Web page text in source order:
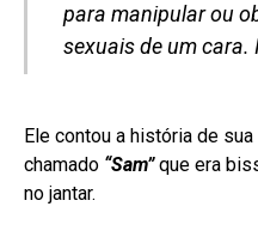
para manipular ou
sexuais de um cara.
Ele contou a história de
chamado “Sam”que era
no jantar.